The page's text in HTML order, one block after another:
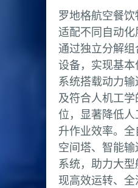
罗地格航空餐
适配不同自动
通过独立分解
设备，实现基
系统搭载动力
及符合人机工
位，显著降低
升作业效率。
空间塔、智能
系统，助力大
现高效运转、